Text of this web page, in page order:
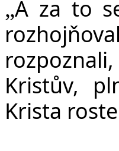
„A za to
Kristův,
Krista